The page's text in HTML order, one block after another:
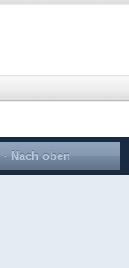
· Nach oben